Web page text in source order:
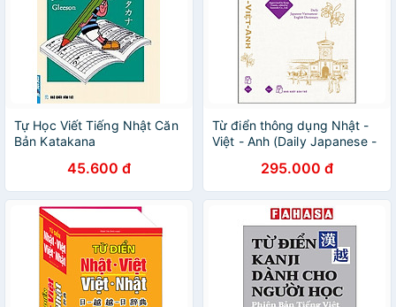
Tự Học Viết Tiếng Nhật Căn
Bản Katakana
45.600 đ
Từ điển thông dụng Nhật -
Việt - Anh (Daily Japanese -
Dictionary)295.000 đ